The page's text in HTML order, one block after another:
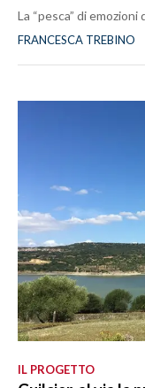
La “pesca” di
FRANCESCA TREBINO
IL PROGETTO